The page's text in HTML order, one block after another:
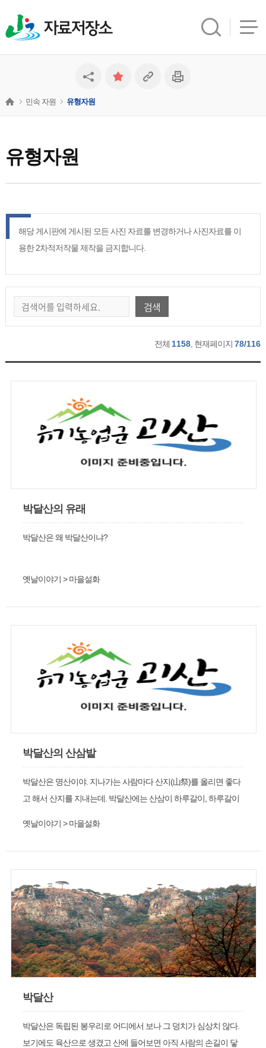
자료저장소
유형자원
민속 자원 유형자원
해당 게시판에 게시된 모든 사진 자료를 변경하거나 사진자료를 이
용한 2차적저작물 제작을 금지합니다.
검색
전체 1158 , 현재페이지78/116
박달산의 유래
박달산은 왜 박달산이냐?
옛날이야기 > 마을설화
박달산의 산삼밭
박달산은 명산이야. 지나가는 사람마다 산지(山祭)를 올리면 좋다
고 해서 산지를 지내는데. 박달산에는 산삼이 하루갈이, 하루갈이
옛날이야기 > 마을설화
박달산
박달산은 독립된 봉우리로 어디에서 보나 그 덩치가 심상치 않다.
보기에도 육산으로 생겼고 산에 들어보면 아직 사람의 손길이 닿